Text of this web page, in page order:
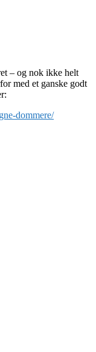
– og nok ikke helt
med et ganske godt
dommere/